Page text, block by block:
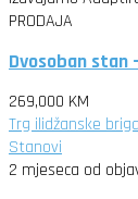
PRODAJA
Dvosoban stan
269,000 KM
Trg ilidžanske
Stanovi
2 mjeseca od